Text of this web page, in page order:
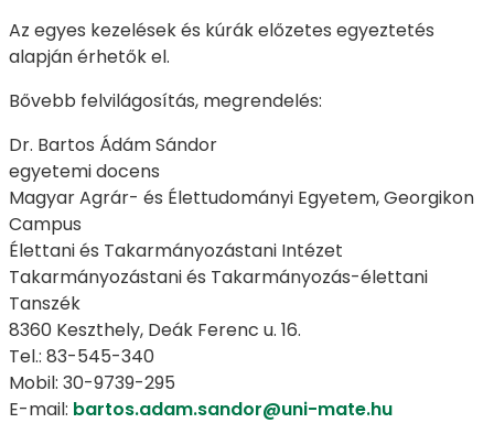
Az egyes kezelések és kúrák előzetes egyeztetés
alapján érhetők el.
Bővebb felvilágosítás, megrendelés:
Dr. Bartos Ádám Sándor
egyetemi docens
Magyar Agrár- és Élettudományi Egyetem, Georgikon
Campus
Élettani és Takarmányozástani Intézet
Takarmányozástani és Takarmányozás-élettani
Tanszék
8360 Keszthely, Deák Ferenc u. 16.
Tel.: 83-545-340
Mobil: 30-9739-295
E-mail: bartos.adam.sandor@uni-mate.hu